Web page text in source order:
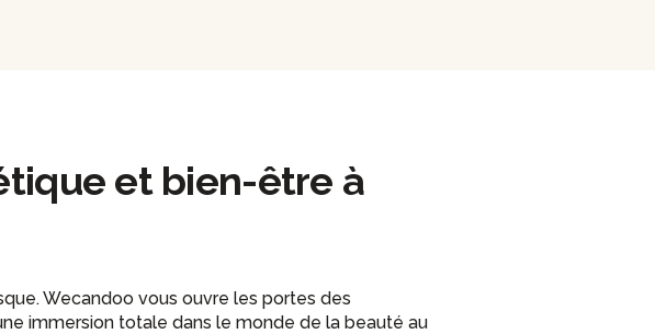
et bien-être à
Wecandoo vous ouvre les portes des
immersion totale dans le monde de la beauté au